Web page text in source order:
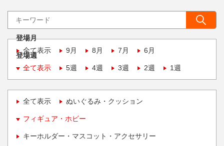
登場月
全て表示
9月 8月 7月 6月
登場週
全て表示
5週 4週 3週 2週 1週
全て表示 ぬいぐるみ・クッション
フィギュア・ホビー
キーホルダー・マスコット・アクセサリー